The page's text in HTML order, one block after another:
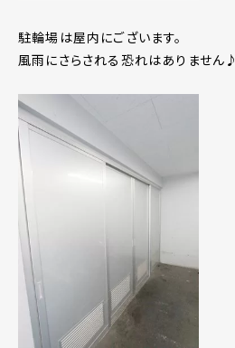
駐輪場は屋内にございます。
風雨にさらされる恐れはありません♪